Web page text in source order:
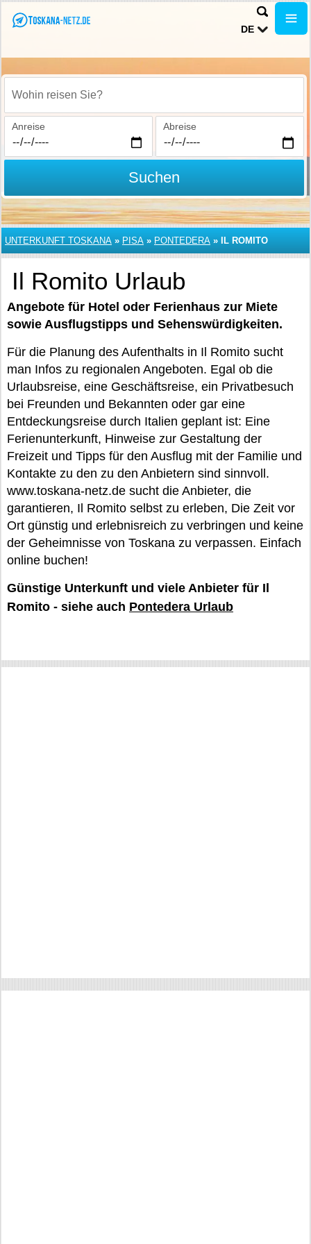
DE
Wohin reisen Sie?
Anreise Abreise
Suchen
UNTERKUNFT TOSKANA » PISA » PONTEDERA » IL ROMITO
Il Romito Urlaub
Angebote für Hotel oder Ferienhaus zur Miete
sowie Ausflugstipps und Sehenswürdigkeiten.
Für die Planung des Aufenthalts in Il Romito sucht
man Infos zu regionalen Angeboten. Egal ob die
Urlaubsreise, eine Geschäftsreise, ein Privatbesuch
bei Freunden und Bekannten oder gar eine
Entdeckungsreise durch Italien geplant ist: Eine
Ferienunterkunft, Hinweise zur Gestaltung der
Freizeit und Tipps für den Ausflug mit der Familie und
Kontakte zu den zu den Anbietern sind sinnvoll.
www.toskana-netz.de sucht die Anbieter, die
garantieren, Il Romito selbst zu erleben, Die Zeit vor
Ort günstig und erlebnisreich zu verbringen und keine
der Geheimnisse von Toskana zu verpassen. Einfach
online buchen!
Günstige Unterkunft und viele Anbieter für Il
Romito - siehe auch Pontedera Urlaub